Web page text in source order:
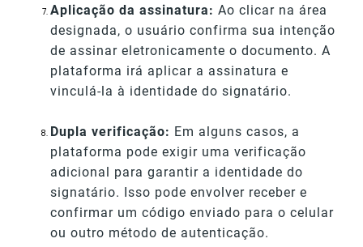
Aplicação da assinatura: Ao clicar na área
designada, o usuário confirma sua intenção
de assinar eletronicamente o documento. A
plataforma irá aplicar a assinatura e
vinculá-la à identidade do signatário.
Dupla verificação: Em alguns casos, a
plataforma pode exigir uma verificação
adicional para garantir a identidade do
signatário. Isso pode envolver receber e
confirmar um código enviado para o celular
ou outro método de autenticação.